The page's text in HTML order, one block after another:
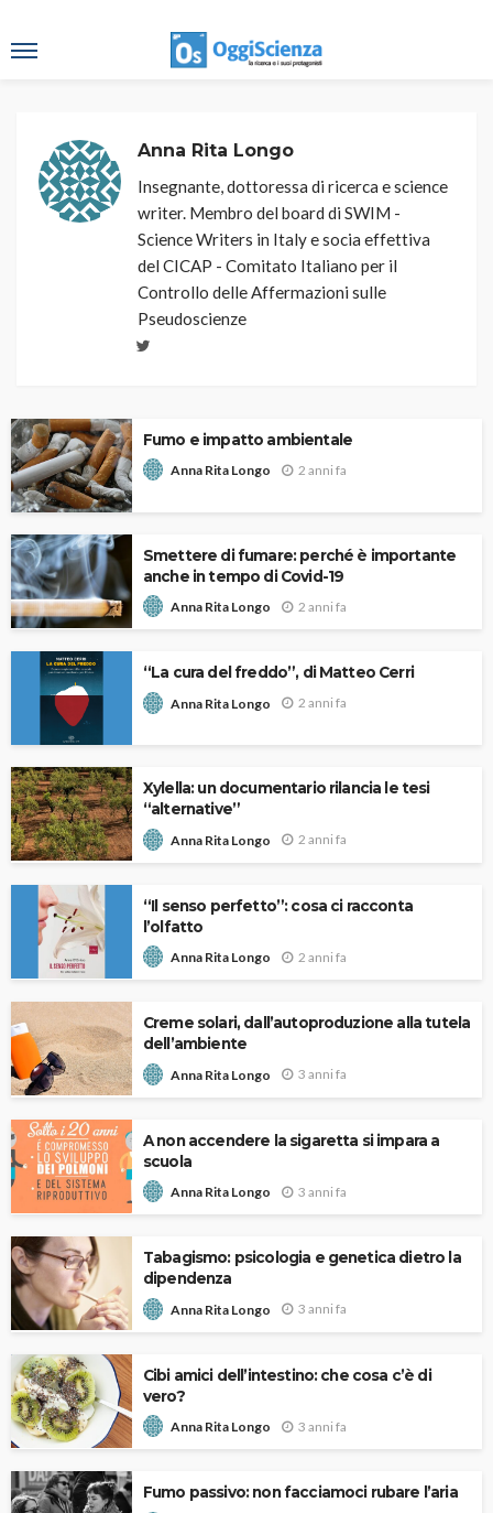
Anna Rita Longo
Insegnante, dottoressa di ricerca e science
writer. Membro del board di SWIM -
Science Writers in Italy e socia effettiva
del CICAP - Comitato Italiano per il
Controllo delle Affermazioni sulle
Pseudoscienze
Fumo e impatto ambientale
Anna Rita Longo 2 anni fa
Smettere di fumare: perché è importante
anche in tempo di Covid-19
Anna Rita Longo 2 anni fa
“La cura del freddo”, di Matteo Cerri
Anna Rita Longo 2 anni fa
Xylella: un documentario rilancia le tesi
“alternative”
Anna Rita Longo 2 anni fa
“Il senso perfetto”: cosa ci racconta
l’olfatto
Anna Rita Longo 2 anni fa
Creme solari, dall’autoproduzione alla tutela
dell’ambiente
Anna Rita Longo 3 anni fa
A non accendere la sigaretta si impara a
scuola
Anna Rita Longo 3 anni fa
Tabagismo: psicologia e genetica dietro la
dipendenza
Anna Rita Longo 3 anni fa
Cibi amici dell’intestino: che cosa c’è di
vero?
Anna Rita Longo 3 anni fa
Fumo passivo: non facciamoci rubare l’aria